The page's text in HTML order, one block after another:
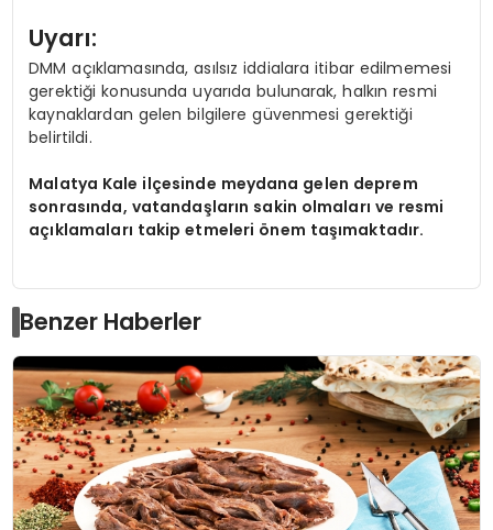
Uyarı:
DMM açıklamasında, asılsız iddialara itibar edilmemesi
gerektiği konusunda uyarıda bulunarak, halkın resmi
kaynaklardan gelen bilgilere güvenmesi gerektiği
belirtildi.
Malatya Kale ilçesinde meydana gelen deprem
sonrasında, vatandaşların sakin olmaları ve resmi
açıklamaları takip etmeleri önem taşımaktadır.
Benzer Haberler